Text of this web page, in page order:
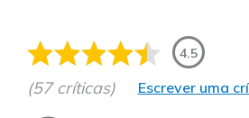
4.5
(57 críticas) Escrever uma